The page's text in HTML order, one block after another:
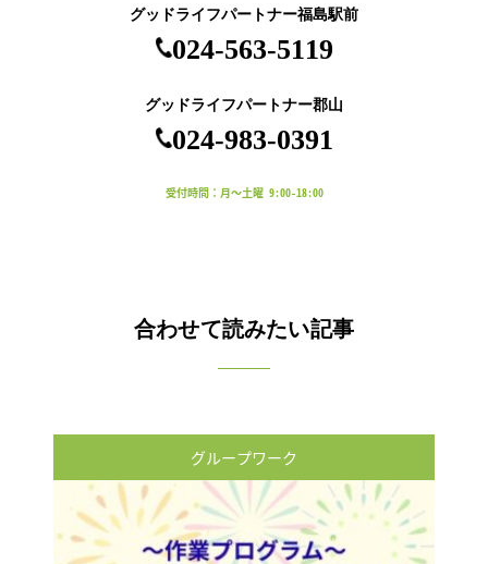
グッドライフパートナー福島駅前
024-563-5119
グッドライフパートナー郡山
024-983-0391
受付時間：月～土曜 9:00-18:00
合わせて読みたい記事
グループワーク